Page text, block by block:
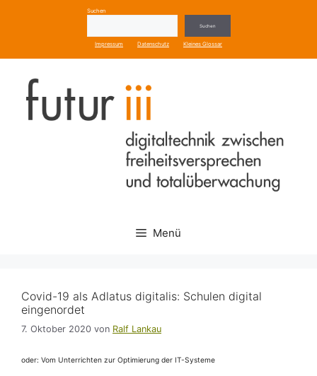
Suchen
Suchen
Impressum Datenschutz Kleines Glossar
Menü
Covid-19 als Adlatus digitalis: Schulen digital
eingenordet
7. Oktober 2020 von Ralf Lankau
oder: Vom Unterrichten zur Optimierung der IT-Systeme